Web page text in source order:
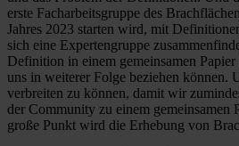
erste Facharbeitsgruppe des
Jahres 2023 starten wird, mit
sich eine Expertengruppe
Definition in einem gemeinsamen
uns in weiterer Folge beziehen können.
verbreiten zu können, damit wir
der Community zu einem gemeinsamen
große Punkt wird die Erhebung von